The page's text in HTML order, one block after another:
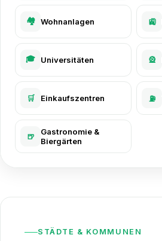
🏘️ Wohnanlagen 🚉
🎓 Universitäten 🎡
🛒 Einkaufszentren ⛽
🍺
Gastronomie &
Biergärten
STÄDTE & KOMMUNEN